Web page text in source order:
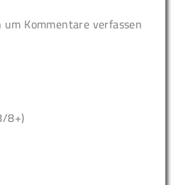
um Kommentare verfassen
8+)